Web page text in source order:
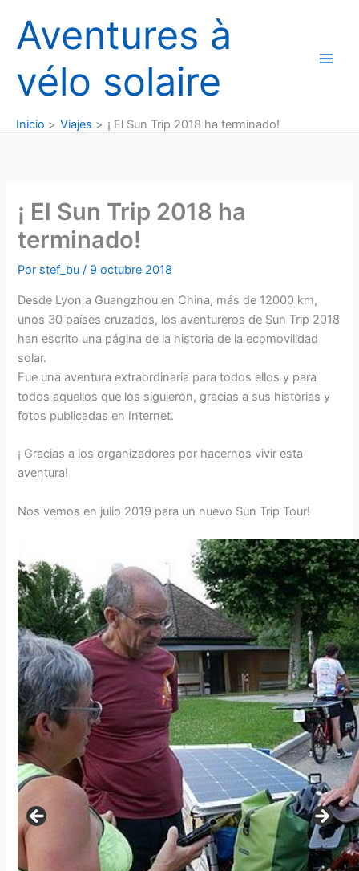
contenido
Aventures à
vélo solaire
Inicio Viajes ¡ El Sun Trip 2018 ha terminado!
¡ El Sun Trip 2018 ha
terminado!
Por stef_bu/ 9 octubre 2018
Desde Lyon a Guangzhou en China, más de 12000 km,
unos 30 países cruzados, los aventureros de Sun Trip 2018
han escrito una página de la historia de la ecomovilidad
solar.
Fue una aventura extraordinaria para todos ellos y para
todos aquellos que los siguieron, gracias a sus historias y
fotos publicadas en Internet.
¡ Gracias a los organizadores por hacernos vivir esta
aventura!
Nos vemos en julio 2019 para un nuevo Sun Trip Tour!